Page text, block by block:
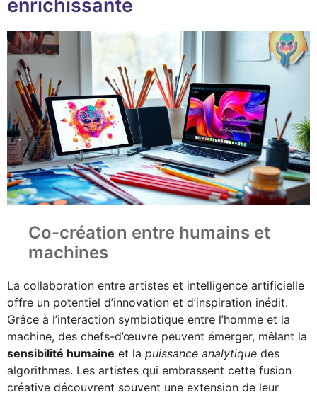
enrichissante
Co-création entre humains et
machines
La collaboration entre artistes et intelligence artificielle
offre un potentiel d’innovation et d’inspiration inédit.
Grâce à l’interaction symbiotique entre l’homme et la
machine, des chefs-d’œuvre peuvent émerger, mêlant la
sensibilité humaine et la puissance analytique des
algorithmes. Les artistes qui embrassent cette fusion
créative découvrent souvent une extension de leur